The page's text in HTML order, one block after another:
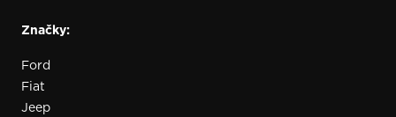
Značky:
Ford
Fiat
Jeep